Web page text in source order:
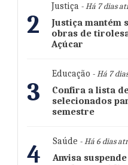
2
Justiça - Há 7 dias
Justiça mantém
obras de
Açúcar
3
Educação - Há 7
Confira a lista
selecionados
semestre
4 Saúde - Há 6 dias
Anvisa